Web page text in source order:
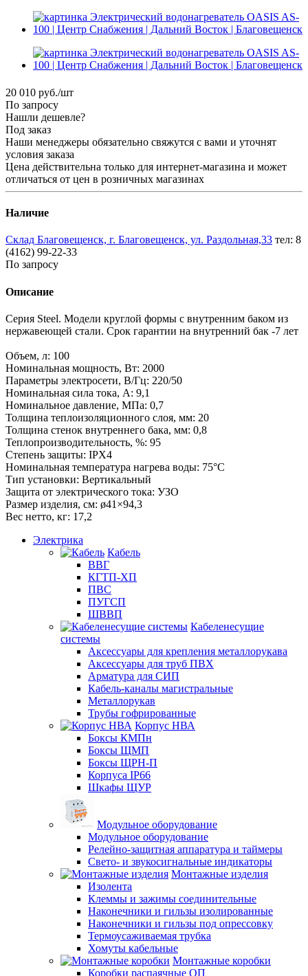
20 010 руб./шт
По запросу
Нашли дешевле?
Под заказ
Наши менеджеры обязательно свяжутся с вами и уточнят
условия заказа
Цена действительна только для интернет-магазина и может
отличаться от цен в розничных магазинах
Наличие
Склад Благовещенск, г. Благовещенск, ул. Раздольная,33 тел: 8
(4162) 99-22-33
По запросу
Описание
Серия Steel. Модели круглой формы с внутренним баком из
нержавеющей стали. Срок гарантии на внутренний бак -7 лет
Объем, л: 100
Номинальная мощность, Вт: 2000
Параметры электросети, В/Гц: 220/50
Номинальная сила тока, А: 9,1
Номинальное давление, МПа: 0,7
Толщина теплоизоляционного слоя, мм: 20
Толщина стенок внутреннего бака, мм: 0,8
Теплопроизводительность, %: 95
Степень защиты: IPX4
Номинальная температура нагрева воды: 75°С
Тип установки: Вертикальный
Защита от электрического тока: УЗО
Размер изделия, см: ø41×94,3
Вес нетто, кг: 17,2
Электрика
Кабель
ВВГ
КГТП-ХП
ПВС
ПУГСП
ШВВП
Кабеленесущие
системы
Аксессуары для крепления металлорукава
Аксессуары для труб ПВХ
Арматура для СИП
Кабель-каналы магистральные
Металлорукав
Трубы гофрированные
Корпус НВА
Боксы КМПн
Боксы ЩМП
Боксы ЩРН-П
Корпуса IP66
Шкафы ЩУР
Модульное оборудование
Модульное оборудование
Релейно-защитная аппаратура и таймеры
Свето- и звукосигнальные индикаторы
Монтажные изделия
Изолента
Клеммы и зажимы соединительные
Наконечники и гильзы изолированные
Наконечники и гильзы под опрессовку
Термоусаживаемая трубка
Хомуты кабельные
Монтажные коробки
Коробки распаячные ОП